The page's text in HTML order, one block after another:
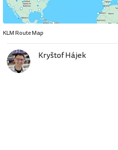
KLM Route Map
Kryštof Hájek